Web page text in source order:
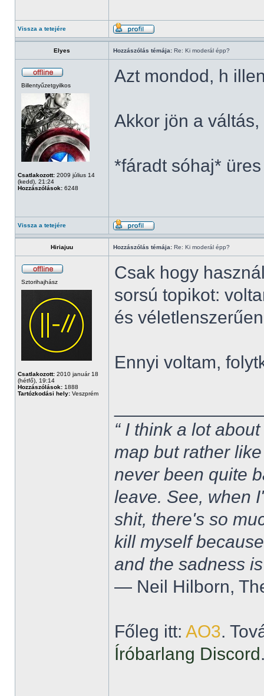
Vissza a tetejére
Elyes Hozzászólás témája: Re: Ki moderál épp?
Billentyűzetgyilkos
Csatlakozott: 2009 július 14
(kedd), 21:24
Hozzászólások: 6248
Azt mondod, h
Akkor jön a
*fáradt sóhaj* üres
Vissza a tetejére
Hiriajuu Hozzászólás témája: Re: Ki moderál épp?
Sztorihajhász
Csatlakozott: 2010 január 18
(hétfő), 19:14
Hozzászólások: 1888
Tartózkodási hely: Veszprém
Csak hogy
sorsú topikot:
és
Ennyi voltam,
“ I think a lot
map but rather
never been quite
leave. See, when
shit, there's so
kill myself
and the sadness
― Neil Hilborn,
Főleg itt: AO3.
Íróbarlang Discord